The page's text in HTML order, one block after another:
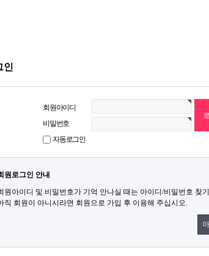
인
회원아이디
비밀번호
자동로그인
원로그인 안내
원아이디 및 비밀번호가 기억 안나실 때는 아이디/비밀번호 찾
직 회원이 아니시라면 회원으로 가입 후 이용해 주십시오.